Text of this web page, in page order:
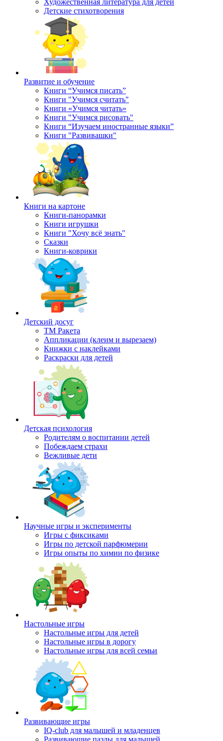
Художественная литература для детей
Детские стихотворения
Развитие и обучение
Книги “Учимся писать”
Книги "Учимся считать"
Книги «Учимся читать»
Книги "Учимся рисовать"
Книги “Изучаем иностранные языки”
Книги "Развивашки"
Книги на картоне
Книги-панорамки
Книги игрушки
Книги "Хочу всё знать"
Сказки
Книги-коврики
Детский досуг
ТМ Ракета
Аппликации (клеим и вырезаем)
Книжки с наклейками
Раскраски для детей
Детская психология
Родителям о воспитании детей
Побеждаем страхи
Вежливые дети
Научные игры и эксперименты
Игры с фиксиками
Игры по детской парфюмерии
Игры опыты по химии по физике
Настольные игры
Настольные игры для детей
Настольные игры в дорогу
Настольные игры для всей семьи
Развивающие игры
IQ-club для малышей и младенцев
Развивающие пазлы для малышей